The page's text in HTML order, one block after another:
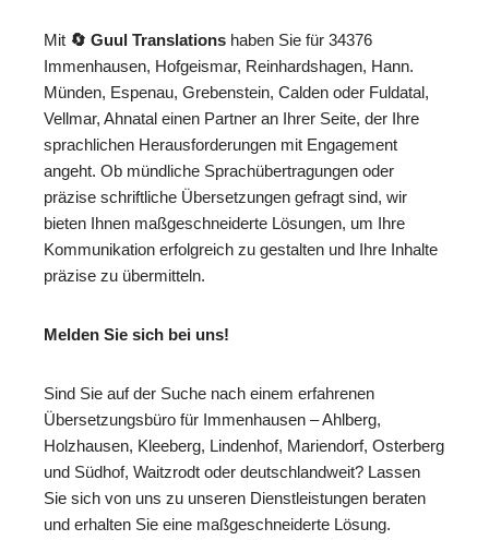
Mit 🔄 Guul Translations haben Sie für 34376
Immenhausen, Hofgeismar, Reinhardshagen, Hann.
Münden, Espenau, Grebenstein, Calden oder Fuldatal,
Vellmar, Ahnatal einen Partner an Ihrer Seite, der Ihre
sprachlichen Herausforderungen mit Engagement
angeht. Ob mündliche Sprachübertragungen oder
präzise schriftliche Übersetzungen gefragt sind, wir
bieten Ihnen maßgeschneiderte Lösungen, um Ihre
Kommunikation erfolgreich zu gestalten und Ihre Inhalte
präzise zu übermitteln.
Melden Sie sich bei uns!
Sind Sie auf der Suche nach einem erfahrenen
Übersetzungsbüro für Immenhausen – Ahlberg,
Holzhausen, Kleeberg, Lindenhof, Mariendorf, Osterberg
und Südhof, Waitzrodt oder deutschlandweit? Lassen
Sie sich von uns zu unseren Dienstleistungen beraten
und erhalten Sie eine maßgeschneiderte Lösung.